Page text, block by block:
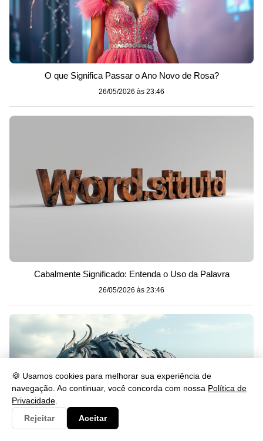
🍪 Usamos cookies para melhorar sua experiência de
navegação. Ao continuar, você concorda com nossa Política de
Privacidade
Rejeitar
Aceitar
O que Significa Passar o Ano Novo de Rosa?
26/05/2026 às 23:46
Cabalmente Significado: Entenda o Uso da Palavra
26/05/2026 às 23:46